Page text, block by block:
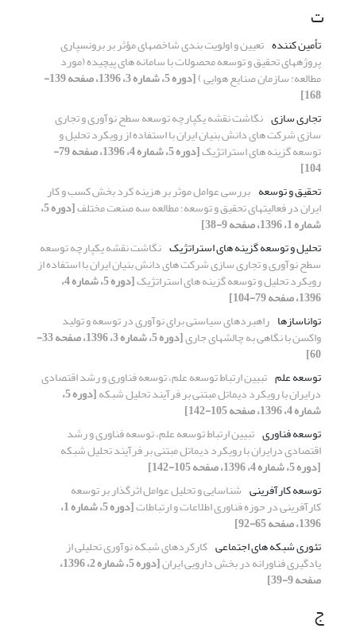
ت
تأمین کننده تعیین و اولویت ‏بندی شاخص‏های مؤثر بر برونسپاری
پروژه‏های تحقیق و توسعه محصولات با سامانه های پیچیده (مورد
مطالعه: سازمان صنایع هوایی ) [دوره 5، شماره 3، 1396، صفحه 139-
168]
تجاری سازی نگاشت نقشه یکپارچه توسعه سطح نوآوری و تجاری
سازی شرکت های دانش بنیان ایران با استفاده از رویکرد تحلیل و
توسعه گزینه های استراتژیک [دوره 5، شماره 4، 1396، صفحه 79-
104]
تحقیق و توسعه بررسی عوامل موثر بر هزینه کرد بخش کسب و کار
ایران در فعالیتهای تحقیق و توسعه؛ مطالعه سه صنعت مختلف [دوره 5،
شماره 1، 1396، صفحه 9-38]
تحلیل و توسعه گزینه های استراتژیک نگاشت نقشه یکپارچه توسعه
سطح نوآوری و تجاری سازی شرکت های دانش بنیان ایران با استفاده از
رویکرد تحلیل و توسعه گزینه های استراتژیک [دوره 5، شماره 4،
1396، صفحه 79-104]
تواناسازها راهبردهای سیاستی برای نوآوری در توسعه و تولید
واکسن با نگاهی به چالش‎های جاری [دوره 5، شماره 3، 1396، صفحه 33-
60]
توسعه علم تبیین ارتباط توسعه علم، توسعه فناوری و رشد اقتصادی
درایران با رویکرد دیماتل مبتنی بر فرآیند تحلیل شبکه [دوره 5،
شماره 4، 1396، صفحه 105-142]
توسعه فناوری تبیین ارتباط توسعه علم، توسعه فناوری و رشد
اقتصادی درایران با رویکرد دیماتل مبتنی بر فرآیند تحلیل شبکه
[دوره 5، شماره 4، 1396، صفحه 105-142]
توسعه کارآفرینی شناسایی و تحلیل عوامل اثرگذار بر توسعه
کارآفرینی در حوزه فناوری اطلاعات و ارتباطات [دوره 5، شماره 1،
1396، صفحه 65-92]
تئوری شبکه ‏های اجتماعی کارکردهای شبکه نوآوری تحلیلی از
یادگیری فناورانه در بخش دارویی ایران [دوره 5، شماره 2، 1396،
صفحه 9-39]
ج